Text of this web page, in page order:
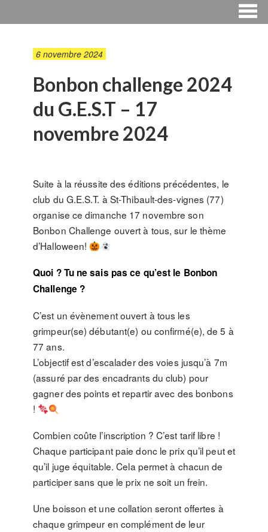
6 novembre 2024
Bonbon challenge 2024
du G.E.S.T – 17
novembre 2024
Suite à la réussite des éditions précédentes, le
club du G.E.S.T. à St-Thibault-des-vignes (77)
organise ce dimanche 17 novembre son
Bonbon Challenge ouvert à tous, sur le thème
d’Halloween!
Quoi ? Tu ne sais pas ce qu’est le Bonbon
Challenge ?
C’est un évènement ouvert à tous les
grimpeur(se) débutant(e) ou confirmé(e), de 5 à
77 ans.
L’objectif est d’escalader des voies jusqu’à 7m
(assuré par des encadrants du club) pour
gagner des points et repartir avec des bonbons
!
Combien coûte l’inscription ? C’est tarif libre !
Chaque participant paie donc le prix qu’il peut et
qu’il juge équitable. Cela permet à chacun de
participer sans que le prix ne soit un frein.
Une boisson et une collation seront offertes à
chaque grimpeur en complément de leur